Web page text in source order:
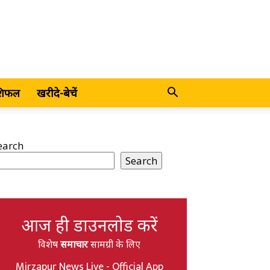
खरीदे-बेचें
Search
आज ही डाउनलोड करें
विशेषसमाचारसामग्री के लिए